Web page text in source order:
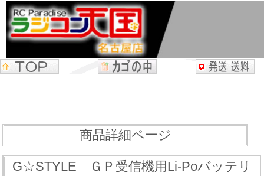
商品詳細ページ
G☆STYLE ＧＰ受信機用Li-Poバッテリ